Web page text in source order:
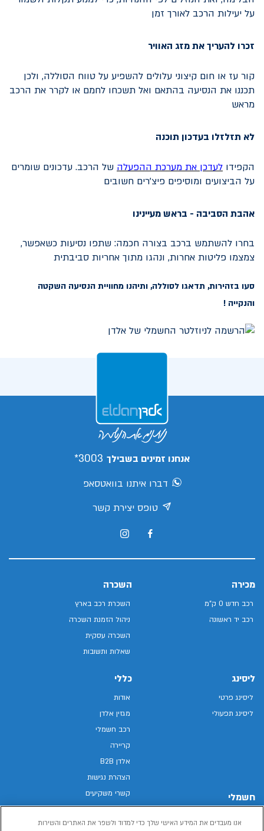
על יעילות הרכב לאורך זמן
זכרו להעריך את מזג האוויר
קור עז או חום קיצוני עלולים להשפיע על טווח הסוללה, ולכן
תכננו את הנסיעה בהתאם ואל תשכחו לחמם או לקרר את הרכב
מראש
לא תזלזלו בעדכון תוכנה
הקפידו לעדכן את מערכת ההפעלה של הרכב. עדכונים שומרים
על הביצועים ומוסיפים פיצ’רים חשובים
אהבת הסביבה - בראש מעיינינו
בחרו להשתמש ברכב בצורה חכמה: שתפו נסיעות כשאפשר,
צמצמו פליטות אחרות, ונהגו מתוך אחריות סביבתית
סעו בזהירות, תדאגו לסוללה, ותיהנו מחוויית הנסיעה השקטה
והנקייה !
אנחנו זמינים בשבילך 3003*
דברו איתנו בוואטסאפ
טופס יצירת קשר
מכירה
רכב חדש 0 ק"מ
רכב יד ראשונה
השכרה
השכרת רכב בארץ
ניהול הזמנת השכרה
השכרה עסקית
שאלות ותשובות
ליסינג
ליסינג פרטי
ליסינג תפעולי
חשמלי
כללי
אודות
מגזין אלדן
רכב חשמלי
קריירה
אלדן B2B
הצהרת נגישות
קשרי משקיעים
מפת האתר
מדיניות פרטיות
אנו מעבדים את המידע האישי שלך כדי למדוד ולשפר את האתרים והשירות